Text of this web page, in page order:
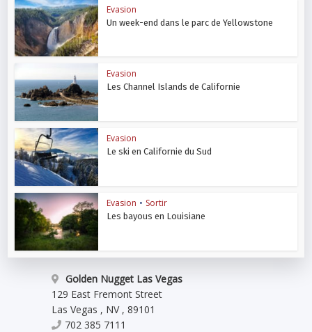
Evasion
Un week-end dans le parc de Yellowstone
Evasion
Les Channel Islands de Californie
Evasion
Le ski en Californie du Sud
Evasion • Sortir
Les bayous en Louisiane
Golden Nugget Las Vegas
129 East Fremont Street
Las Vegas , NV, 89101
702 385 7111